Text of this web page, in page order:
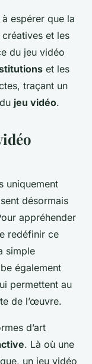
espérer que la
et les
du jeu vidéo
et les
traçant un
jeu vidéo.
uniquement
désormais
appréhender
redéfinir ce
simple
également
permettent au
de l’œuvre.
d’art
. Là où une
un jeu vidéo